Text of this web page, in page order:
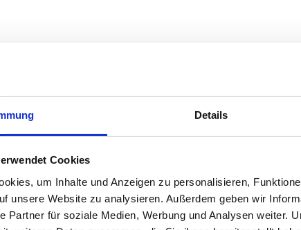
Details
Cookies
um Inhalte und Anzeigen zu personalisieren,
unsere Website zu analysieren. Außerdem geben wir
Partner für soziale Medien, Werbung und Analysen weiter.